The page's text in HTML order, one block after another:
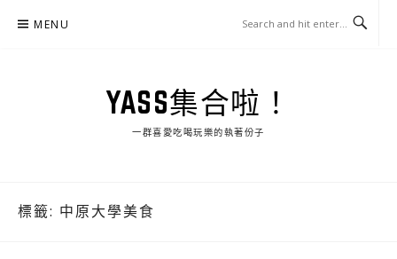
MENU
YASS集合啦！
一群喜愛吃喝玩樂的執著份子
標籤: 中原大學美食